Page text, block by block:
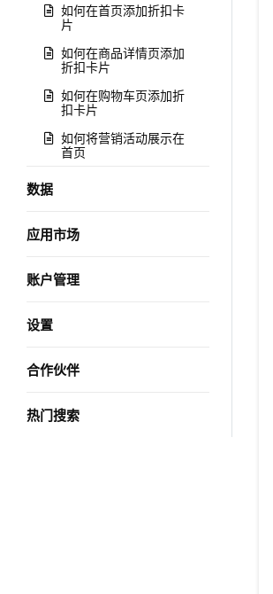
如何在首页添加折扣卡
片
如何在商品详情页添加
折扣卡片
如何在购物车页添加折
扣卡片
如何将营销活动展示在
首页
数据
应用市场
账户管理
设置
合作伙伴
热门搜索